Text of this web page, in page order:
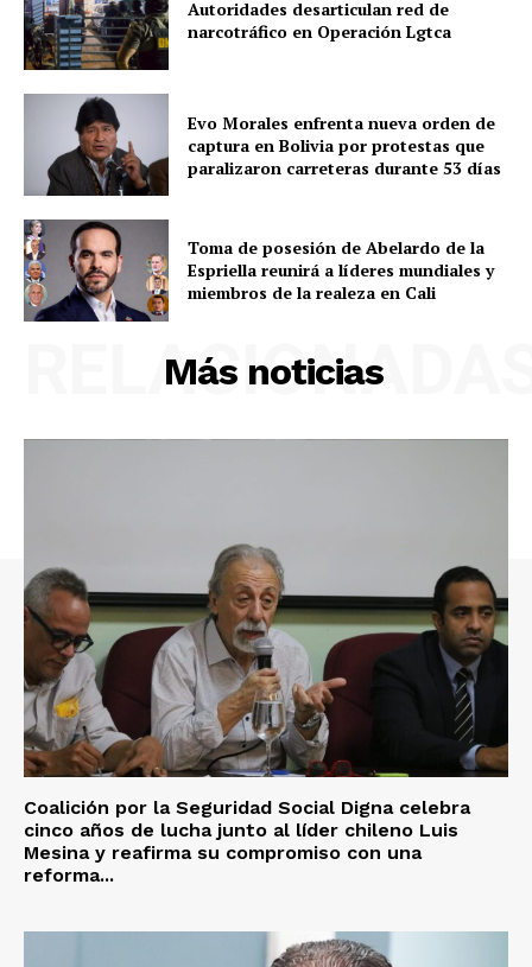
Autoridades desarticulan red de
narcotráfico en Operación Lgtca
Evo Morales enfrenta nueva orden de
captura en Bolivia por protestas que
paralizaron carreteras durante 53 días
Toma de posesión de Abelardo de la
Espriella reunirá a líderes mundiales y
miembros de la realeza en Cali
Más noticias
Coalición por la Seguridad Social Digna celebra
cinco años de lucha junto al líder chileno Luis
Mesina y reafirma su compromiso con una
reforma...